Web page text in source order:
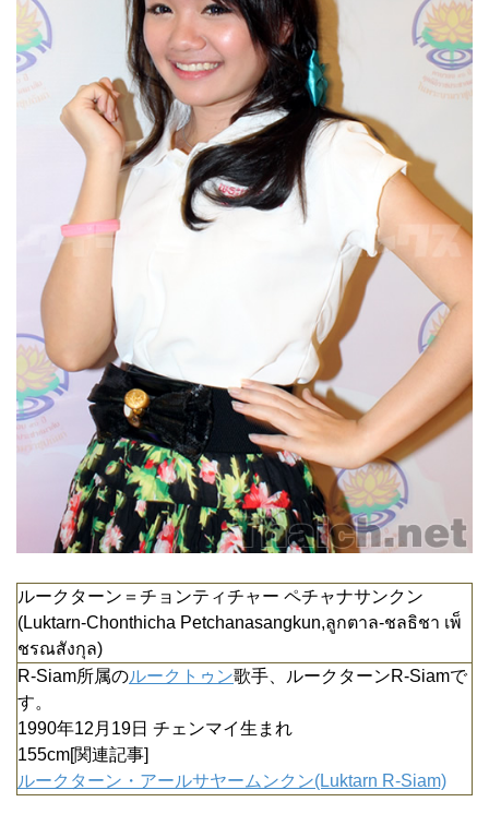
ルークターン＝チョンティチャー ペチャナサンクン
(Luktarn-Chonthicha Petchanasangkun,ลูกตาล-ชลธิชา เพ็
ชรณสังกุล)
R-Siam所属のルークトゥン歌手、ルークターンR-Siamで
す。
1990年12月19日 チェンマイ生まれ
155cm[関連記事]
ルークターン・アールサヤームンクン(Luktarn R-Siam)